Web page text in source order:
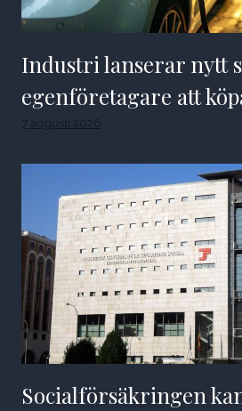
Industri lanserar nytt
egenföretagare att
7 augusti 2026
Socialförsäkringen